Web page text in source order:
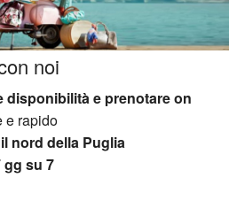
noi
disponibilità e prenotare on
e rapido
nord della Puglia
gg su 7